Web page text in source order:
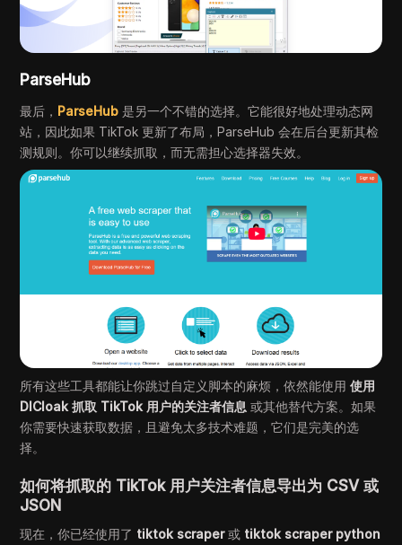
ParseHub
最后， ParseHub 是另一个不错的选择。它能很好地处理动态网
站，因此如果 TikTok 更新了布局，ParseHub 会在后台更新其检
测规则。你可以继续抓取，而无需担心选择器失效。
所有这些工具都能让你跳过自定义脚本的麻烦，依然能使用使用
DICloak 抓取 TikTok 用户的关注者信息 或其他替代方案。如果
你需要快速获取数据，且避免太多技术难题，它们是完美的选
择。
如何将抓取的 TikTok 用户关注者信息导出为 CSV 或
JSON
现在，你已经使用了 tiktok scraper或 tiktok scraper python